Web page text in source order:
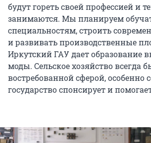
будут гореть своей профессией и
занимаются. Мы планируем
специальностям, строить
и развивать производственные
Иркутский ГАУ дает образование
моды. Сельское хозяйство всегда
востребованной сферой, особенно
государство спонсирует и